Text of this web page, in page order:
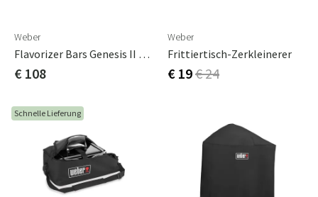
Weber
Flavorizer Bars Genesis II Edelstahl Der Serie 300
€ 108
Weber
Frittiertisch-Zerkleinerer
€ 19€ 24
Schnelle Lieferung